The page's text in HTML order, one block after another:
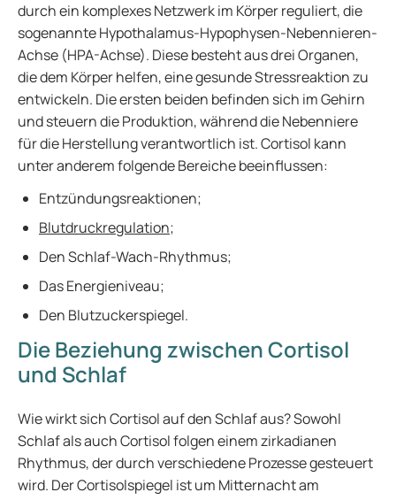
durch ein komplexes Netzwerk im Körper reguliert, die
sogenannte Hypothalamus-Hypophysen-Nebennieren-
Achse (HPA-Achse). Diese besteht aus drei Organen,
die dem Körper helfen, eine gesunde Stressreaktion zu
entwickeln. Die ersten beiden befinden sich im Gehirn
und steuern die Produktion, während die Nebenniere
für die Herstellung verantwortlich ist. Cortisol kann
unter anderem folgende Bereiche beeinflussen:
Entzündungsreaktionen;
Blutdruckregulation;
Den Schlaf-Wach-Rhythmus;
Das Energieniveau;
Den Blutzuckerspiegel.
Die Beziehung zwischen Cortisol
und Schlaf
Wie wirkt sich Cortisol auf den Schlaf aus? Sowohl
Schlaf als auch Cortisol folgen einem zirkadianen
Rhythmus, der durch verschiedene Prozesse gesteuert
wird. Der Cortisolspiegel ist um Mitternacht am